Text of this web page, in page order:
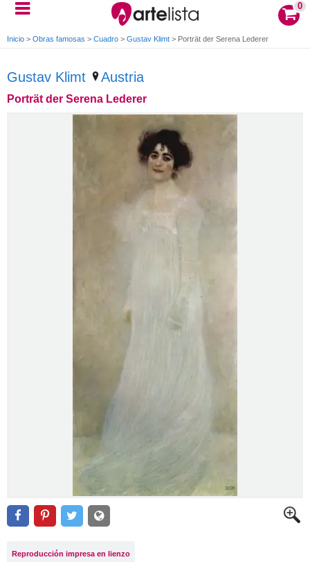
0
Inicio > Obras famosas > Cuadro > Gustav Klimt > Porträt der Serena Lederer
Gustav Klimt Austria
Porträt der Serena Lederer
Reproducción impresa en lienzo